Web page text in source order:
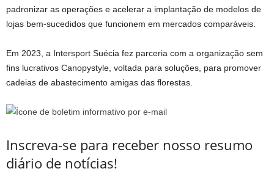
padronizar as operações e acelerar a implantação de modelos de
lojas bem-sucedidos que funcionem em mercados comparáveis.
Em 2023, a Intersport Suécia fez parceria com a organização sem
fins lucrativos Canopystyle, voltada para soluções, para promover
cadeias de abastecimento amigas das florestas.
Inscreva-se para receber nosso resumo
diário de notícias!